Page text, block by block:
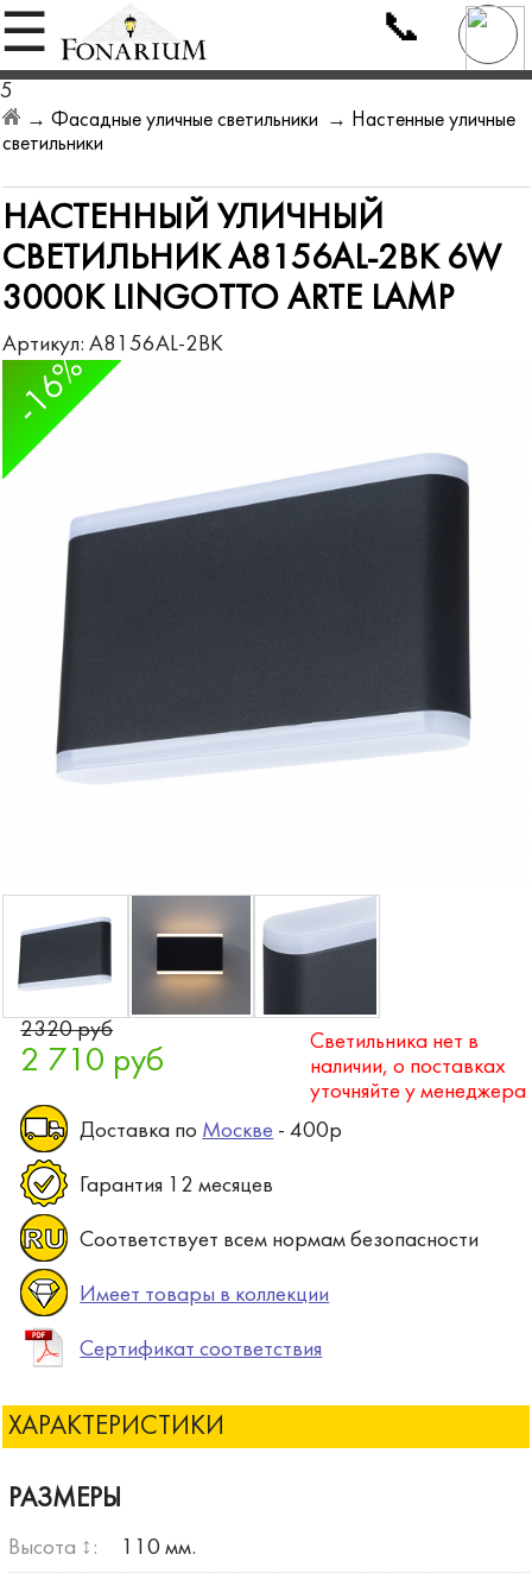
☰ 📞
5
→Фасадные уличные светильники → Настенные уличные
светильники
НАСТЕННЫЙ УЛИЧНЫЙ
СВЕТИЛЬНИК A8156AL-2BK 6W
3000K LINGOTTO ARTE LAMP
Артикул:A8156AL-2BK
-16%
2320 руб
2 710 руб
Светильника нет в
наличии, о поставках
уточняйте у менеджера
Доставка по Москве - 400р
Гарантия 12 месяцев
Соответствует всем нормам безопасности
Имеет товары в коллекции
Сертификат соответствия
ХАРАКТЕРИСТИКИ
РАЗМЕРЫ
Высота ↕: 110 мм.